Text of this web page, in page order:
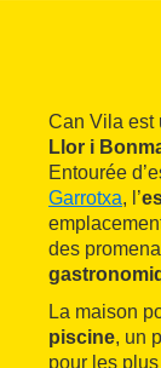
Can Vila est
Llor i
Entourée
Garrotxa, l’
des
La maison
piscine, un
pour les